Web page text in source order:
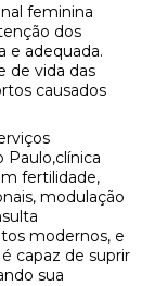
feminina
dos
e adequada.
de vida das
causados
Paulo,clínica
fertilidade,
modulação
modernos, e
capaz de suprir
sua